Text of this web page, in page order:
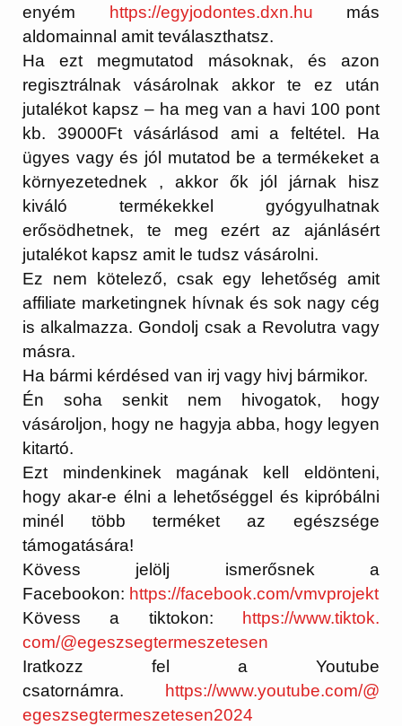
enyém
https://egyjodontes.dxn.hu más
aldomainnal amit teválaszthatsz.
Ha ezt megmutatod másoknak, és azon
regisztrálnak vásárolnak akkor te ez után
jutalékot kapsz – ha meg van a havi 100 pont
kb. 39000Ft vásárlásod ami a feltétel. Ha
ügyes vagy és jól mutatod be a termékeket a
környezetednek , akkor ők jól járnak hisz
kiváló termékekkel gyógyulhatnak
erősödhetnek, te meg ezért az ajánlásért
jutalékot kapsz amit le tudsz vásárolni.
Ez nem kötelező, csak egy lehetőség amit
affiliate marketingnek hívnak és sok nagy cég
is alkalmazza. Gondolj csak a Revolutra vagy
másra.
Ha bármi kérdésed van irj vagy hivj bármikor.
Én soha senkit nem hivogatok, hogy
vásároljon, hogy ne hagyja abba, hogy legyen
kitartó.
Ezt mindenkinek magának kell eldönteni,
hogy akar-e élni a lehetőséggel és kipróbálni
minél több terméket az egészsége
támogatására!
Kövess jelölj ismerősnek a
Facebookon: https://facebook.com/vmvprojekt
Kövess a tiktokon:
https://www.tiktok.
com/@egeszsegtermeszetesen
Iratkozz fel a Youtube
csatornámra.
https://www.youtube.com/@
egeszsegtermeszetesen2024